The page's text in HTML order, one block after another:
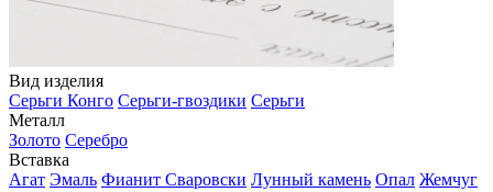
Вид изделия
Серьги Конго Серьги-гвоздики Серьги
Металл
Золото Серебро
Вставка
Агат Эмаль Фианит Сваровски Лунный камень Опал Жемчуг